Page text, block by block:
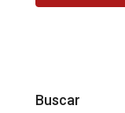
Buscar